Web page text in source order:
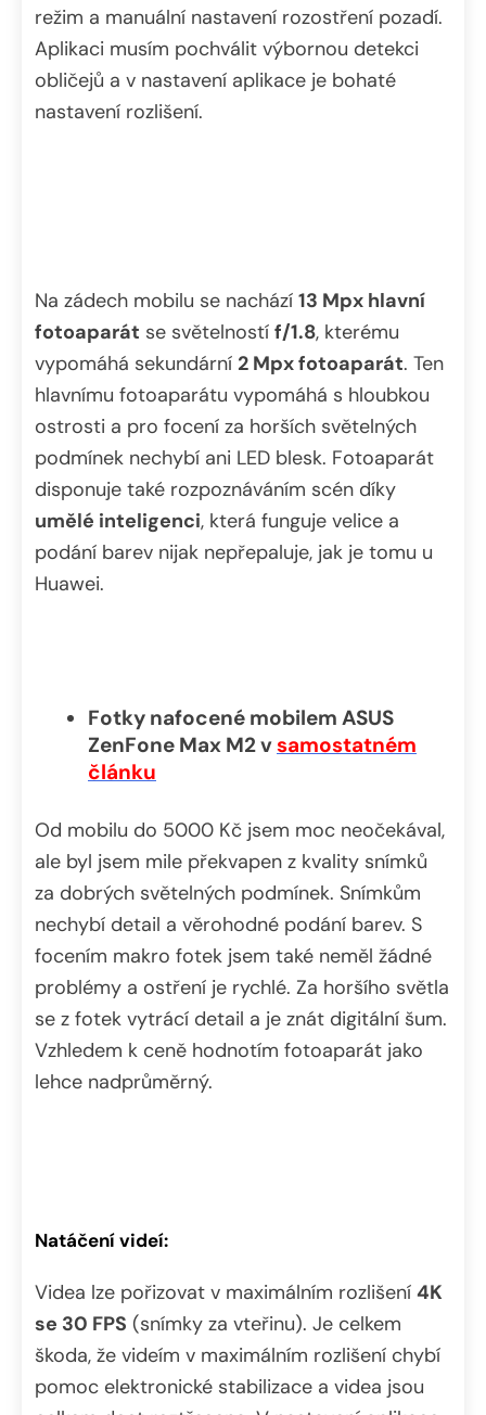
režim a manuální nastavení rozostření pozadí.
Aplikaci musím pochválit výbornou detekci
obličejů a v nastavení aplikace je bohaté
nastavení rozlišení.
Na zádech mobilu se nachází 13 Mpx hlavní
fotoaparát se světelností f/1.8, kterému
vypomáhá sekundární 2 Mpx fotoaparát. Ten
hlavnímu fotoaparátu vypomáhá s hloubkou
ostrosti a pro focení za horších světelných
podmínek nechybí ani LED blesk. Fotoaparát
disponuje také rozpoznáváním scén díky
umělé inteligenci, která funguje velice a
podání barev nijak nepřepaluje, jak je tomu u
Huawei.
Fotky nafocené mobilem ASUS
ZenFone Max M2 vsamostatném
článku
Od mobilu do 5000 Kč jsem moc neočekával,
ale byl jsem mile překvapen z kvality snímků
za dobrých světelných podmínek. Snímkům
nechybí detail a věrohodné podání barev. S
focením makro fotek jsem také neměl žádné
problémy a ostření je rychlé. Za horšího světla
se z fotek vytrácí detail a je znát digitální šum.
Vzhledem k ceně hodnotím fotoaparát jako
lehce nadprůměrný.
Natáčení videí:
Videa lze pořizovat v maximálním rozlišení 4K
se 30 FPS (snímky za vteřinu). Je celkem
škoda, že videím v maximálním rozlišení chybí
pomoc elektronické stabilizace a videa jsou